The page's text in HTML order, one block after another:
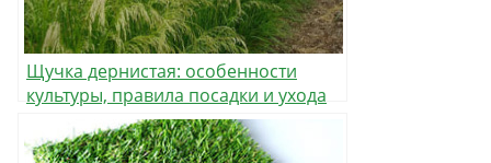
Щучка дернистая: особенности
культуры, правила посадки и ухода